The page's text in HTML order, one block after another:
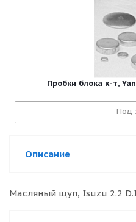
Пробки блока к-т,
Под
Описание
Масляный щуп, Isuzu 2.2